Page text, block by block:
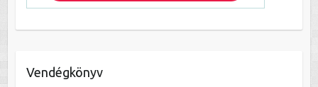
Vendégkönyv